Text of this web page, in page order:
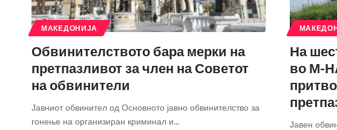
МАКЕДОНИЈА
Обвинителството бара мерки на
претпазливот за член на Советот
на обвинители
Јавниот обвинител од Основното јавно обвинителство за
гонење на организиран криминал и…
На
во М-
Јавен